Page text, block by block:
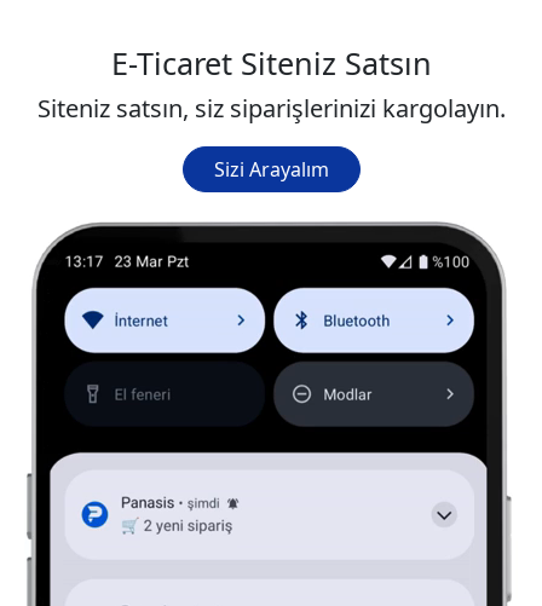
E-Ticaret Siteniz Satsın
Siteniz satsın, siz siparişlerinizi kargolayın.
Sizi Arayalım